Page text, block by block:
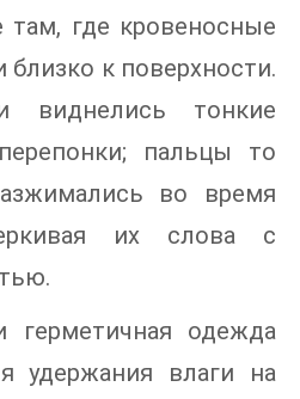
там, где кровеносные
к поверхности.
виднелись тонкие
пальцы то
во время
их слова с
герметичная одежда
удержания влаги на